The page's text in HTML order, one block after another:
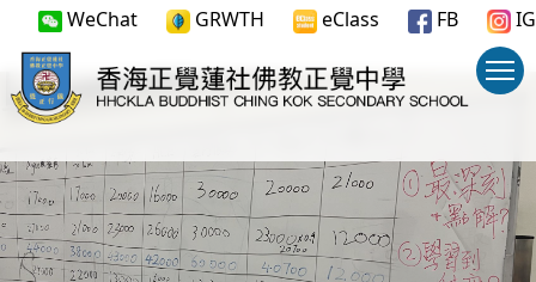
WeChat GRWTH eClass FB IG